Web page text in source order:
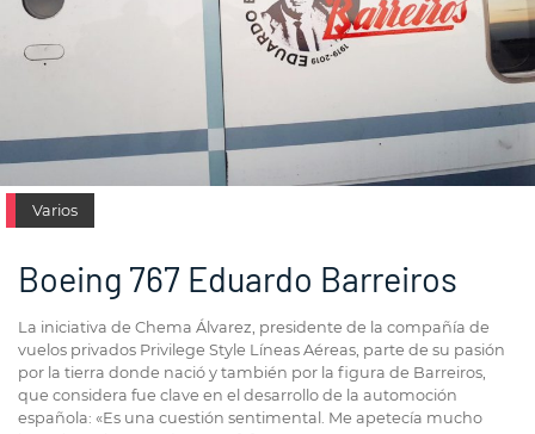
Varios
Boeing 767 Eduardo Barreiros
La iniciativa de Chema Álvarez, presidente de la compañía de
vuelos privados Privilege Style Líneas Aéreas, parte de su pasión
por la tierra donde nació y también por la figura de Barreiros,
que considera fue clave en el desarrollo de la automoción
española: «Es una cuestión sentimental. Me apetecía mucho